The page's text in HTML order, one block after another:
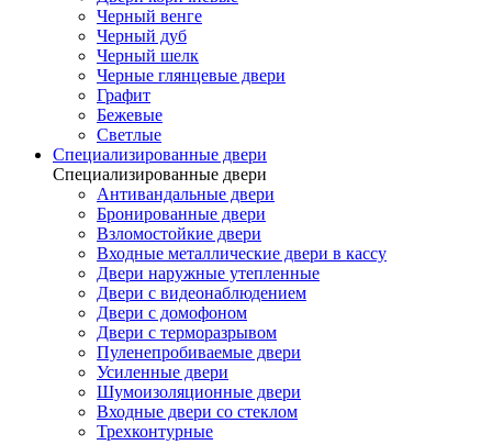
Черный венге
Черный дуб
Черный шелк
Черные глянцевые двери
Графит
Бежевые
Светлые
Специализированные двери
Специализированные двери
Антивандальные двери
Бронированные двери
Взломостойкие двери
Входные металлические двери в кассу
Двери наружные утепленные
Двери с видеонаблюдением
Двери с домофоном
Двери с терморазрывом
Пуленепробиваемые двери
Усиленные двери
Шумоизоляционные двери
Входные двери со стеклом
Трехконтурные